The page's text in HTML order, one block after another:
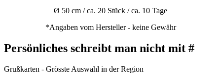
Ø 50 cm / ca. 20 Stück / ca. 10 Tage
*Angaben vom Hersteller - keine Gewähr
Persönliches schreibt man nicht mit #
Grußkarten - Grösste Auswahl in der Region